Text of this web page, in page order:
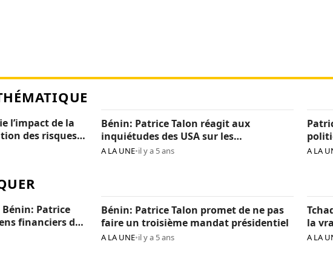
l’impact de la
des risques
Bénin: Patrice Talon réagit aux
inquiétudes des USA sur les
« arrestations d’opposants »
A LA UNE•il y a 5 ans A LA
Bénin: Patrice
financiers de
Bénin: Patrice Talon promet de ne pas
faire un troisième mandat présidentiel
A LA UNE•il y a 5 ans
la
Itno
A LA